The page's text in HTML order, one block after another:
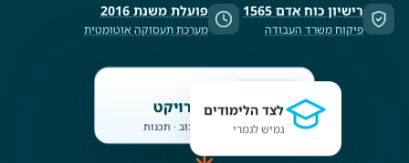
רישיון כוח אדם 1565
פיקוח משרד העבודה
פועלת משנת 2016
מערכת תעסוקה אוטומטית
מבצעים פרויקט
שיעור · תוכן · עיצוב · תכנות
לצד הלימודים
גמיש לגמרי